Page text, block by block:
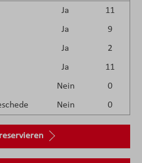
Ja
11
Ja
9
Ja
2
Ja
11
Nein
0
Nein 0